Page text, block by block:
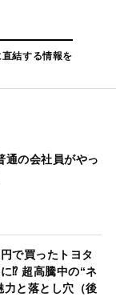
結する情報を
通の会社員がやっ
で買ったトヨタ
⁉︎ 超高騰中の“ネ
力と落とし穴（後